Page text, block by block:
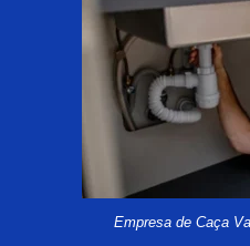
Empresa de Caça